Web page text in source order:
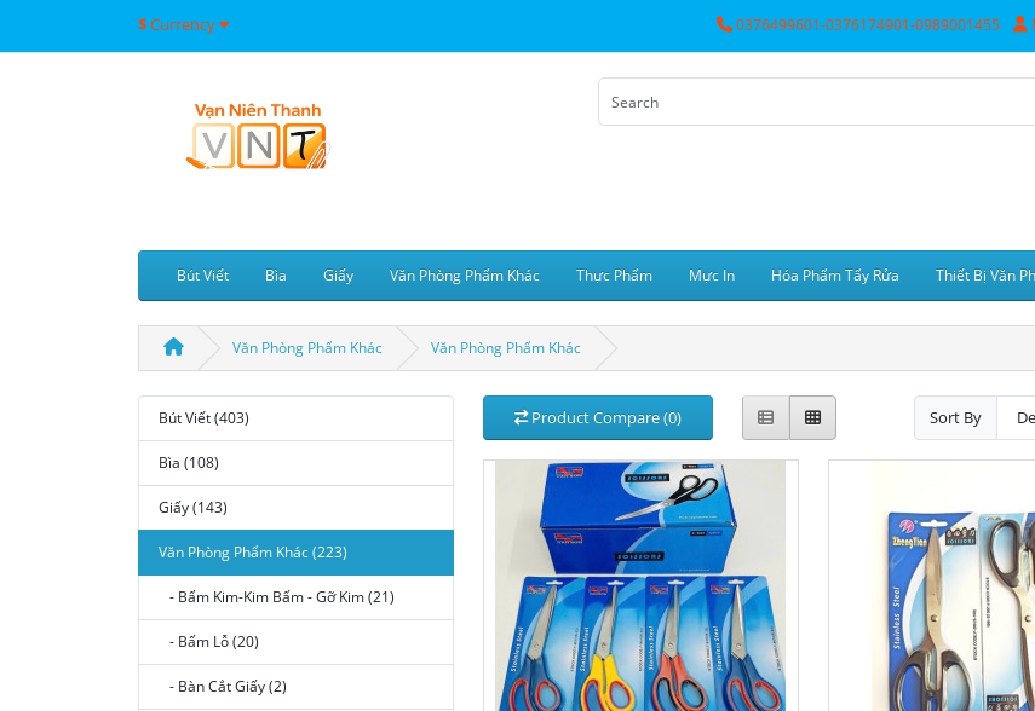
$Currency 0376499601-0376174901-0989001455
Bút Viết Bìa Giấy Văn Phòng Phẩm Khác Thực Phẩm Mực In Hóa Phẩm Tẩy Rửa Thiết Bị Văn
Văn Phòng Phẩm Khác Văn Phòng Phẩm Khác
Bút Viết (403)
Bìa (108)
Giấy (143)
Văn Phòng Phẩm Khác (223)
- Bấm Kim-Kim Bấm - Gỡ Kim (21)
- Bấm Lỗ (20)
- Bàn Cắt Giấy (2)
Product Compare (0) Sort By